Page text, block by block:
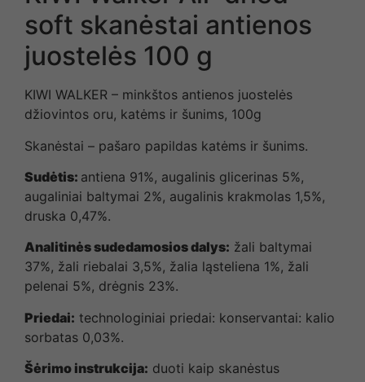
soft skanėstai antienos
juostelės 100 g
KIWI WALKER – minkštos antienos juostelės
džiovintos oru, katėms ir šunims, 100g
Skanėstai – pašaro papildas katėms ir šunims.
Sudėtis: antiena 91%, augalinis glicerinas 5%,
augaliniai baltymai 2%, augalinis krakmolas 1,5%,
druska 0,47%.
Analitinės sudedamosios dalys: žali baltymai
37%, žali riebalai 3,5%, žalia ląsteliena 1%, žali
pelenai 5%, drėgnis 23%.
Priedai: technologiniai priedai: konservantai: kalio
sorbatas 0,03%.
Šėrimo instrukcija: duoti kaip skanėstus